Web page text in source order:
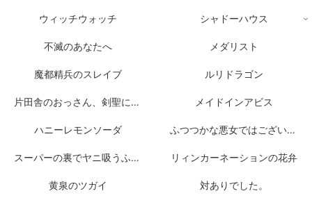
ウィッチウォッチ シャドーハウス
不滅のあなたへ メダリスト
魔都精兵のスレイブ ルリドラゴン
片田舎のおっさん、剣聖になる メイドインアビス
ハニーレモンソーダ ふつつかな悪女ではございますが
スーパーの裏でヤニ吸うふたり リィンカーネーションの花弁
黄泉のツガイ 対ありでした。